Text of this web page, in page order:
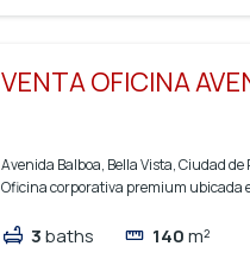
VENTA OFICINA
Avenida Balboa, Bella Vista, Ciudad de
Oficina corporativa premium ubicada
3baths 140m²